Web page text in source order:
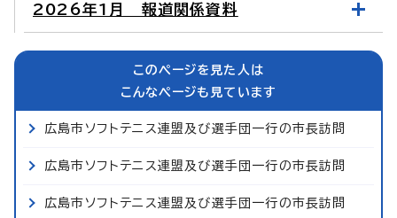
2026年1月 報道関係資料
このページを見た人は
こんなページも見ています
広島市ソフトテニス連盟及び選手団一行の市長訪問
広島市ソフトテニス連盟及び選手団一行の市長訪問
広島市ソフトテニス連盟及び選手団一行の市長訪問